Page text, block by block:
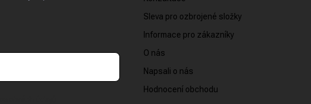
Sleva pro ozbrojené složky
Informace pro zákazníky
O nás
Napsali o nás
Hodnocení obchodu